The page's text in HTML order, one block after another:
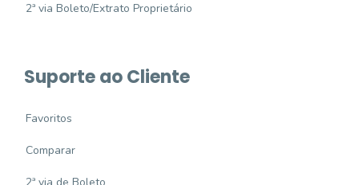
2ª via Boleto/Extrato Proprietário
Suporte ao Cliente
Favoritos
Comparar